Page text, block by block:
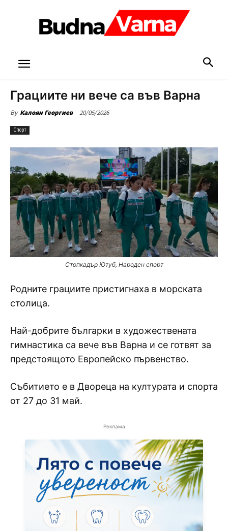
Грациите ни вече са във Варна
By Калоян Георгиев 20/05/2026
Спорт
Стопкадър Ютуб, Народен спорт
Родните грациите пристигнаха в морската
столица.
Най-добрите българки в художествената
гимнастика са вече във Варна и се готвят за
предстоящото Европейско първенство.
Събитието е в Двореца на културата и спорта
от 27 до 31 май.
Реклама